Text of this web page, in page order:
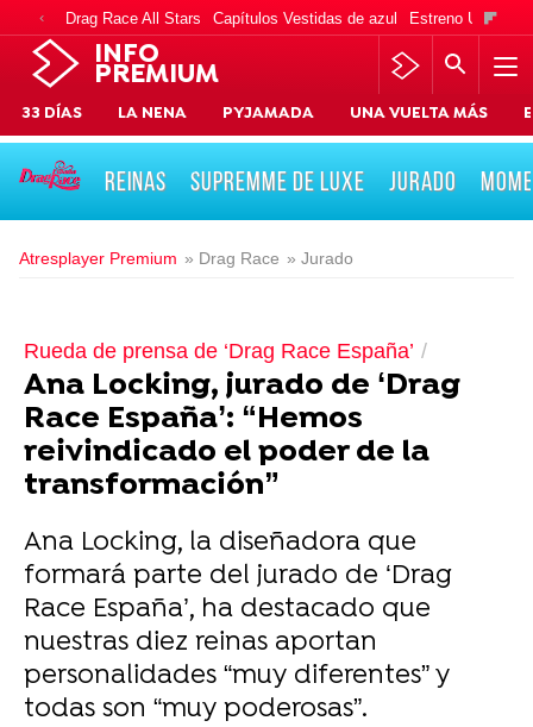
Drag Race All Stars Capítulos Vestidas de azul Estreno Una
INFO
PREMIUM
33 DÍAS LA NENA PYJAMADA UNA VUELTA MÁS
REINAS SUPREMME DE LUXE JURADO
Atresplayer Premium » Drag Race » Jurado
Rueda de prensa de ‘Drag Race España’
Ana Locking, jurado de ‘Drag
Race España’: “Hemos
reivindicado el poder de la
transformación”
Ana Locking, la diseñadora que
formará parte del jurado de ‘Drag
Race España’, ha destacado que
nuestras diez reinas aportan
personalidades “muy diferentes” y
todas son “muy poderosas”.